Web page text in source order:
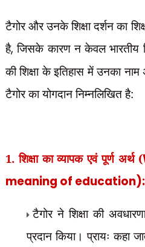
टैगोर और उनके शिक्षा दर्शन का
है,जिसके कारण न केवल भारतीय
की शिक्षा के इतिहास में उनका नाम
टैगोर का योगदान निम्नलिखित है:
1. शिक्षा का व्यापक एवं पूर्ण अर्थ (
meaning of education):
टैगोर ने शिक्षा की
प्रदान किया। प्रायः कहा